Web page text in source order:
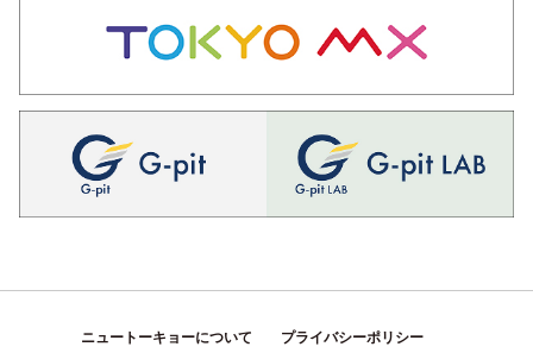
ニュートーキョーについて プライバシーポリシー